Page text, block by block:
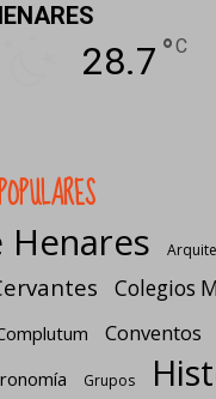
28.7 °C
Henares
Colegios
Conventos
Grupos